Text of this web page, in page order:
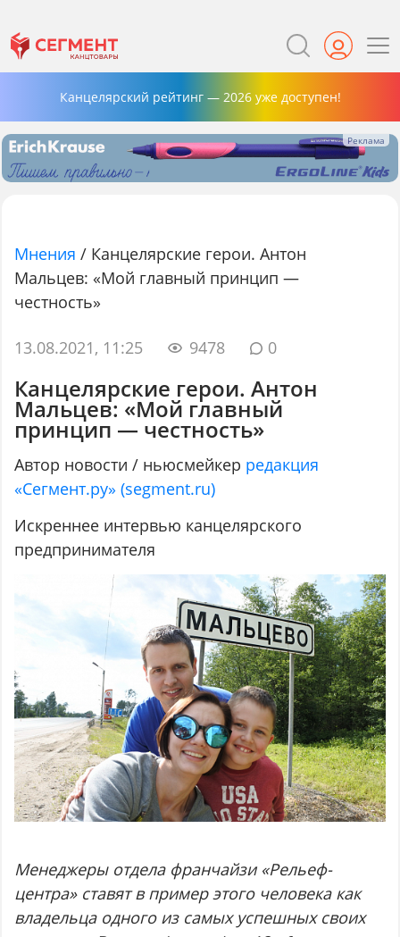
Канцелярский рейтинг — 2026 уже доступен!
Мнения / Канцелярские герои. Антон
Мальцев: «Мой главный принцип —
честность»
13.08.2021, 11:25 9478 0
Канцелярские герои. Антон
Мальцев: «Мой главный
принцип — честность»
Автор новости / ньюсмейкер редакция
«Сегмент.ру» (segment.ru)
Искреннее интервью канцелярского
предпринимателя
Менеджеры отдела франчайзи «Рельеф-
центра» ставят в пример этого человека как
владельца одного из самых успешных своих